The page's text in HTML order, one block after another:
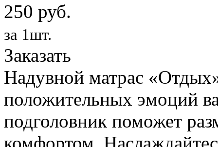
250 руб.
за 1шт.
Заказать
Надувной матрас
положительных эмоций
подголовник поможет
комфортом.